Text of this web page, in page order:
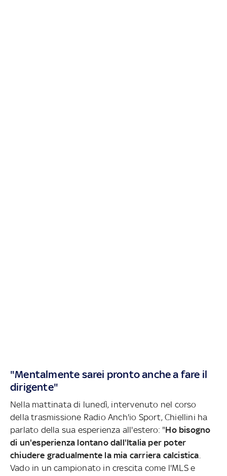
"Mentalmente sarei pronto anche a fare il
dirigente"
Nella mattinata di lunedì, intervenuto nel corso
della trasmissione Radio Anch'io Sport, Chiellini ha
parlato della sua esperienza all'estero: "Ho bisogno
di un'esperienza lontano dall'Italia per poter
chiudere gradualmente la mia carriera calcistica
Vado in un campionato in crescita come l'MLS e